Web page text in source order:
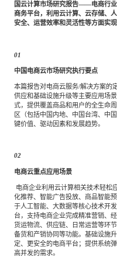
物流与供应链
特种新材料
企业级服务
教育与培训
母婴
专家委员会
沙利文中国分支机构
国云计算市场研究报告——电商行
商务平台，利用云计算、云存储、
安全、运营效率和灵活性等方面实现
01
中国电商云市场研究执行要点
本篇报告对电商云服务/解决方案的
供应和基础设施升级等主要应用场
式，提供覆盖商品和用户的全生命
区（包括中国内地、中国台湾、中
键价值、驱动因素和发展趋势。
02
电商云重点应用场景
电商企业利用云计算相关技术轻松
化推荐、智能广告投放、商品智能
于人工智能、大数据等核心技术开
台，支持电商企业完成精准营销、
货运物流、供应链、日常运营等环
备货和产销协同等功能。基础设施
定、更安全的电商平台；提供系统
高并发的需求。